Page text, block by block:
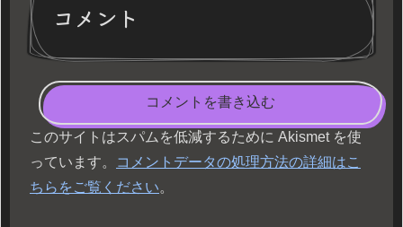
コメント
コメントを書き込む
このサイトはスパムを低減するために Akismet を使
っています。
コメントデータの処理方法の詳細はこ
ちらをご覧ください。